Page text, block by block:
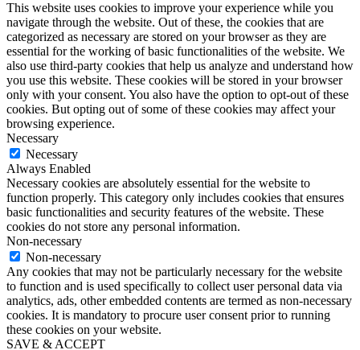
This website uses cookies to improve your experience while you
navigate through the website. Out of these, the cookies that are
categorized as necessary are stored on your browser as they are
essential for the working of basic functionalities of the website. We
also use third-party cookies that help us analyze and understand how
you use this website. These cookies will be stored in your browser
only with your consent. You also have the option to opt-out of these
cookies. But opting out of some of these cookies may affect your
browsing experience.
Necessary
Necessary
Always Enabled
Necessary cookies are absolutely essential for the website to
function properly. This category only includes cookies that ensures
basic functionalities and security features of the website. These
cookies do not store any personal information.
Non-necessary
Non-necessary
Any cookies that may not be particularly necessary for the website
to function and is used specifically to collect user personal data via
analytics, ads, other embedded contents are termed as non-necessary
cookies. It is mandatory to procure user consent prior to running
these cookies on your website.
SAVE & ACCEPT